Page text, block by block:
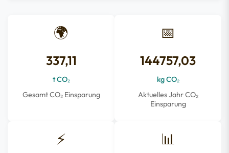
🌍
337,11
t CO₂
Gesamt CO₂ Einsparung
📅
144757,03
kg CO₂
Aktuelles Jahr CO₂
Einsparung
⚡ 📊